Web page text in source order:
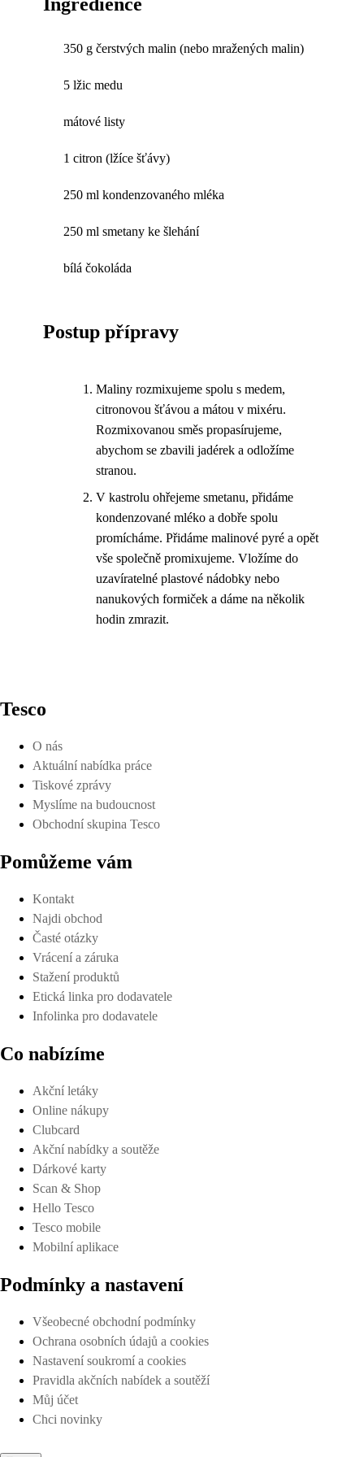
350 g čerstvých malin (nebo mražených malin)
5 lžic medu
mátové listy
1 citron (lžíce šťávy)
250 ml kondenzovaného mléka
250 ml smetany ke šlehání
bílá čokoláda
Postup přípravy
Maliny rozmixujeme spolu s medem,
citronovou šťávou a mátou v mixéru.
Rozmixovanou směs propasírujeme,
abychom se zbavili jadérek a odložíme
stranou.
V kastrolu ohřejeme smetanu, přidáme
kondenzované mléko a dobře spolu
promícháme. Přidáme malinové pyré a opět
vše společně promixujeme. Vložíme do
uzavíratelné plastové nádobky nebo
nanukových formiček a dáme na několik
hodin zmrazit.
Tesco
O nás
Aktuální nabídka práce
Tiskové zprávy
Myslíme na budoucnost
Obchodní skupina Tesco
Pomůžeme vám
Kontakt
Najdi obchod
Časté otázky
Vrácení a záruka
Stažení produktů
Etická linka pro dodavatele
Infolinka pro dodavatele
Co nabízíme
Akční letáky
Online nákupy
Clubcard
Akční nabídky a soutěže
Dárkové karty
Scan & Shop
Hello Tesco
Tesco mobile
Mobilní aplikace
Podmínky a nastavení
Všeobecné obchodní podmínky
Ochrana osobních údajů a cookies
Nastavení soukromí a cookies
Pravidla akčních nabídek a soutěží
Můj účet
Chci novinky